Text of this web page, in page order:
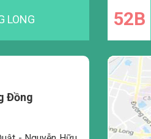
LONG 52B
Đồng